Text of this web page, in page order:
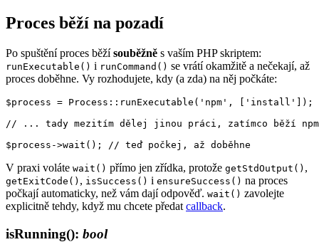
Proces běží na pozadí
Po spuštění proces běžísouběžně s vaším PHP skriptem:
runExecutable() i runCommand() se vrátí okamžitě a nečekají, až
proces doběhne. Vy rozhodujete, kdy (a zda) na něj počkáte:
$process = Process::runExecutable('npm', ['install']);
// ... tady mezitím dělej jinou práci, zatímco běží
V praxi voláte wait() přímo jen zřídka, protože getStdOutput() ,
getExitCode() , isSuccess() i ensureSuccess() na proces
počkají automaticky, než vám dají odpověď. wait() zavolejte
explicitně tehdy, když mu chcete předat callback.
isRunning(): bool